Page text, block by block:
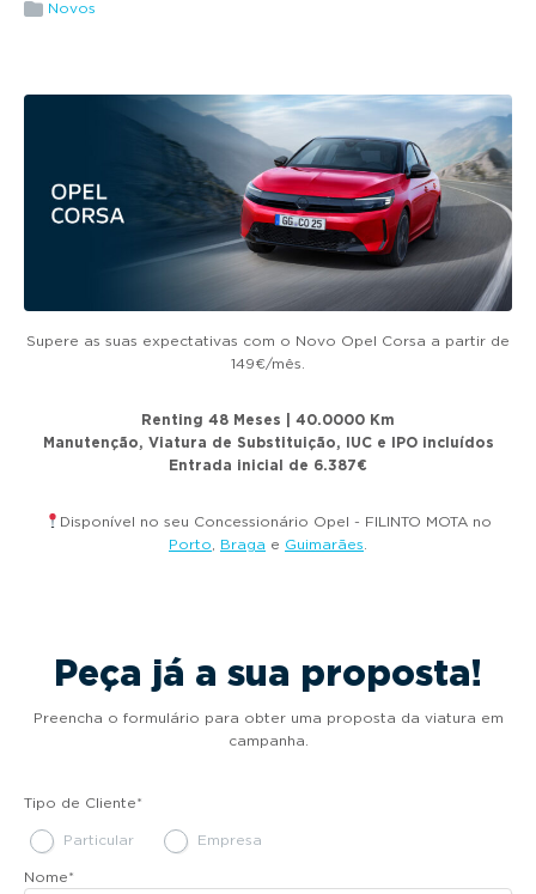
g
i
Novos
Supere as suas expectativas com o Novo Opel Corsa a partir de
149€/mês.
Renting 48 Meses | 40.0000 Km
Manutenção, Viatura de Substituição, IUC e IPO incluídos
Entrada inicial de 6.387€
Disponível no seu Concessionário Opel - FILINTO MOTA no
Porto, Braga e Guimarães.
Peça já a sua proposta!
Preencha o formulário para obter uma proposta da viatura em
campanha.
Tipo de Cliente*
Particular Empresa
Nome*